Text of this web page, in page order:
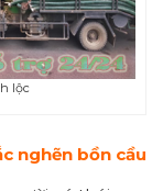
lộc
nghẽn bồn cầu